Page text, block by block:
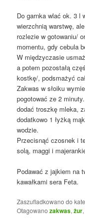
Do garnka wlać ok. 3 l
wierzchnią warstwę,
rozlezie w gotowaniu/
momentu, gdy cebula
W międzyczasie
a potem pozostałą
kostkę/, podsmażyć
Zakwas w słoiku
pogotować ze 2
dodać troszkę mleka,
dodatkowo 1 łyżką
wodzie.
Przecisnąć czosnek i
solą, maggi i
Podawać z jajkiem na
kawałkami sera Feta.
Zaszufladkowano do
Otagowano zakwas,żur